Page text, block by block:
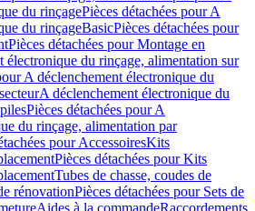
du rinçagePièces détachées pour A
du rinçageBasicPièces détachées pour
Pièces détachées pour Montage en
électronique du rinçage, alimentation sur
A déclenchement électronique du
A déclenchement électronique du
Pièces détachées pour A
du rinçage, alimentation par
pour AccessoiresKits
Pièces détachées pour Kits
Tubes de chasse, coudes de
rénovationPièces détachées pour Sets de
Aides à la commandeRaccordements